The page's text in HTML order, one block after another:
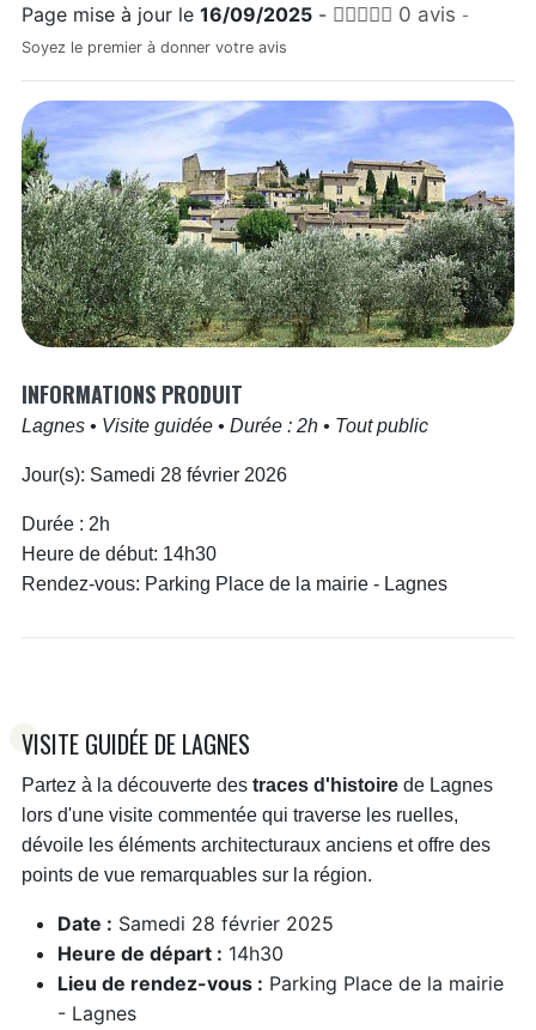
Page mise à jour le 16/09/2025- 0 avis -
Soyez le premier à donner votre avis
INFORMATIONS PRODUIT
Lagnes• Visite guidée• Durée : 2h• Tout public
Jour(s): Samedi 28 février 2026
Durée : 2h
Heure de début: 14h30
Rendez-vous: Parking Place de la mairie - Lagnes
VISITE GUIDÉE DE LAGNES
Partez à la découverte des traces d'histoirede Lagnes
lors d'une visite commentée qui traverse les ruelles,
dévoile les éléments architecturaux anciens et offre des
points de vue remarquables sur la région.
Date : Samedi 28 février 2025
Heure de départ : 14h30
Lieu de rendez-vous : Parking Place de la mairie
- Lagnes